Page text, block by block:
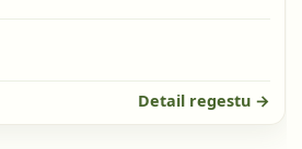
Detail regestu →